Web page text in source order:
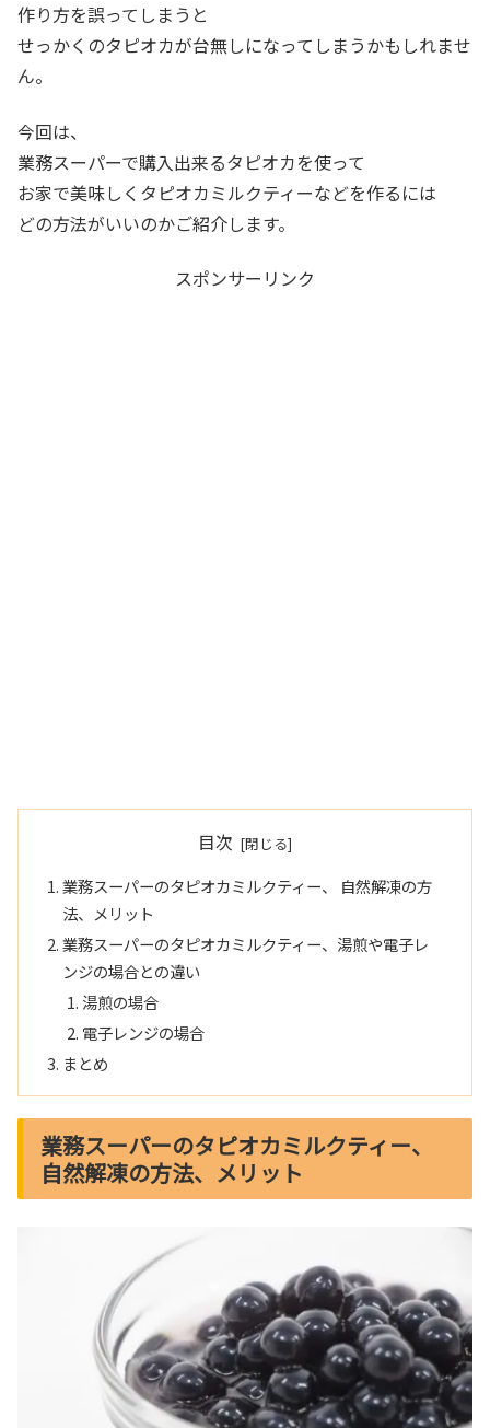
作り方を誤ってしまうと
せっかくのタピオカが台無しになってしまうかもしれませ
ん。
今回は、
業務スーパーで購入出来るタピオカを使って
お家で美味しくタピオカミルクティーなどを作るには
どの方法がいいのかご紹介します。
スポンサーリンク
目次
業務スーパーのタピオカミルクティー、 自然解凍の方
法、メリット
業務スーパーのタピオカミルクティー、湯煎や電子レ
ンジの場合との違い
湯煎の場合
電子レンジの場合
まとめ
業務スーパーのタピオカミルクティー、
自然解凍の方法、メリット